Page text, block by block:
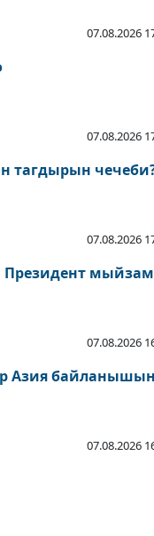
07.08.2026
07.08.2026
тагдырын
07.08.2026
Президент
07.08.2026
Азия байланышын
07.08.2026